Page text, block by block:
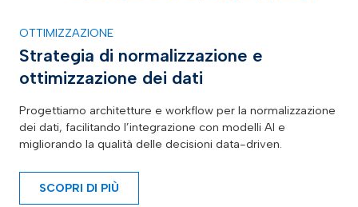
OTTIMIZZAZIONE
Strategia di normalizzazione e
ottimizzazione dei dati
Progettiamo architetture e workflow per la normalizzazione
dei dati, facilitando l’integrazione con modelli AI e
migliorando la qualità delle decisioni data-driven.
SCOPRI DI PIÙ